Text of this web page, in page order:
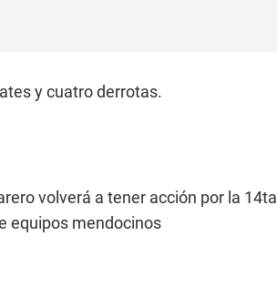
y cuatro derrotas.
volverá a tener acción por la 14ta
equipos mendocinos